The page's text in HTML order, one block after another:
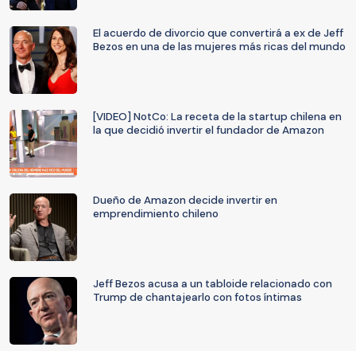
El acuerdo de divorcio que convertirá a ex de Jeff
Bezos en una de las mujeres más ricas del mundo
[VIDEO] NotCo: La receta de la startup chilena en
la que decidió invertir el fundador de Amazon
Dueño de Amazon decide invertir en
emprendimiento chileno
Jeff Bezos acusa a un tabloide relacionado con
Trump de chantajearlo con fotos íntimas